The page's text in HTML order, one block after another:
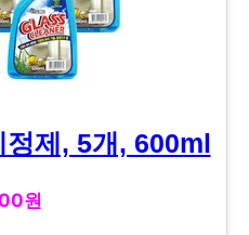
제, 5개, 600ml
원